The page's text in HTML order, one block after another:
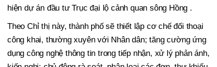
hiện dự án đầu tư Trục đại lộ cảnh quan sông Hồng .
Theo Chỉ thị này, thành phố sẽ thiết lập cơ chế đối thoại
công khai, thường xuyên với Nhân dân; tăng cường ứng
dụng công nghệ thông tin trong tiếp nhận, xử lý phản ánh,